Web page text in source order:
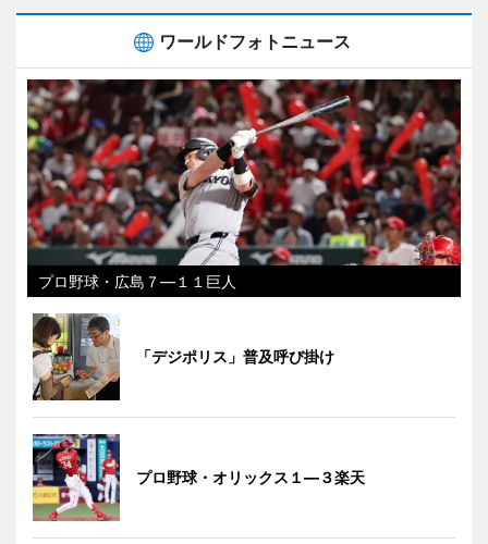
ワールドフォトニュース
プロ野球・広島７―１１巨人
「デジポリス」普及呼び掛け
プロ野球・オリックス１―３楽天